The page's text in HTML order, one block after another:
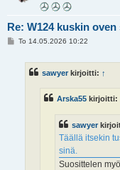
Re: W124 kuskin oven
VTo 14.05.2026 10:22
sawyer kirjoitti: ↑
Arska55 kirjoitti:
sawyer
Täällä itsekin
sinä.
Suosittelen